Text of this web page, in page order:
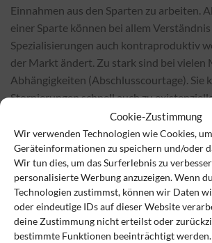
Cookie-Zustimmung
Wir verwenden Technologien wie Cookies, um
Geräteinformationen zu speichern und/oder
Wir tun dies, um das Surferlebnis zu
personalisierte Werbung anzuzeigen. Wenn
Technologien zustimmst, können wir Daten
oder eindeutige IDs auf dieser Website
deine Zustimmung nicht erteilst oder
bestimmte Funktionen beeinträchtigt werden.
Einnahmen aus den Sparten zu arbeiten.
einer Sparte können bei allem
Spezialisierungen auch kontraproduktiv
der Markt ändert. Zu stark sind bei vielen
Abhängigkeiten (Abschlusscourtage). Sie
Stornierungen schnell auch zu
führen – nicht beim Kunden, aber beim
Versicherungsvermittler sind gut beraten,
genauer das einfache System von diPAY
von Honorar- und Servicevereinbarungen
Inkassoleistungen für Makler anzusehen.
14 Tage kostenfrei prüfen können, was
Diversifizierung Ihrer Einnahmen